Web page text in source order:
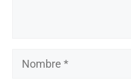
Nombre